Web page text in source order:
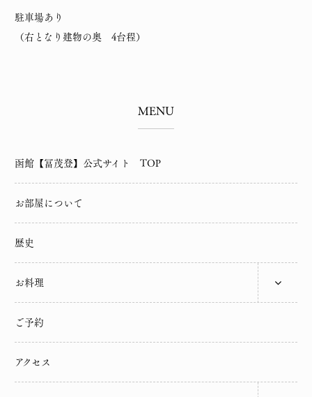
駐車場あり
（右となり建物の奥 4台程）
MENU
函館【冨茂登】公式サイト TOP
お部屋について
歴史
お料理
ご予約
アクセス